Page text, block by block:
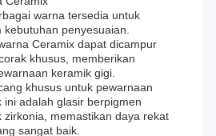
warna tersedia untuk
kebutuhan penyesuaian.
Ceramix dapat dicampur
khusus, memberikan
keramik gigi.
khusus untuk pewarnaan
ini adalah glasir berpigmen
zirkonia, memastikan daya rekat
sangat baik.